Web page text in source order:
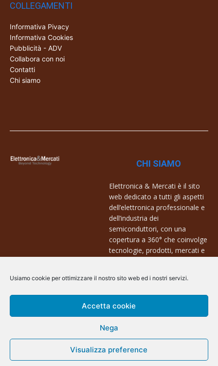
Usiamo cookie per ottimizzare il nostro sito web ed i nostri servizi.
Accetta cookie
Nega
Visualizza preference
COLLEGAMENTI
Informativa Pivacy
Informativa Cookies
Pubblicità - ADV
Collabora con noi
Contatti
Chi siamo
CHI SIAMO
Elettronica & Mercati è il sito
web dedicato a tutti gli aspetti
dell’elettronica professionale e
dell’industria dei
semiconduttori, con una
copertura a 360° che coinvolge
tecnologie, prodotti, mercati e
Contatti:
info@arscommunication.it
@ArsCommunication 2023